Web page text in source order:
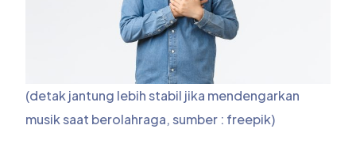
(detak jantung lebih stabil jika mendengarkan
musik saat berolahraga, sumber : freepik)